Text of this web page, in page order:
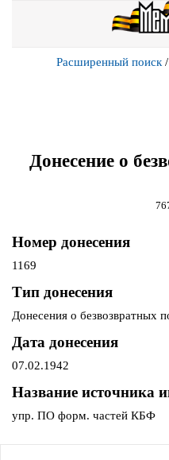
Расширенный поиск /
Донесение о
Номер донесения
1169
Тип донесения
Донесения о безвозвратных
Дата донесения
07.02.1942
Название источника
упр. ПО форм. частей КБФ